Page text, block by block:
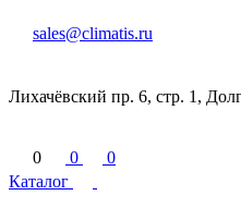
sales@climatis.ru
Лихачёвский пр. 6, стр. 1,
0 0
0
Каталог